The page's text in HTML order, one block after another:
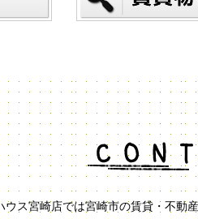
ウス宮崎店では宮崎市の賃貸・不動